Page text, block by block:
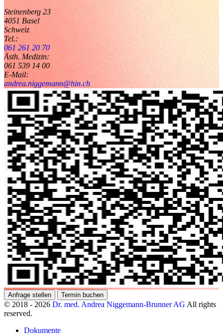
Steinenberg 23
4051 Basel
Schweiz
Tel.:
061 261 20 70
Ästh. Medizin:
061 539 14 00
E-Mail:
andrea.niggemann@hin.ch
Anfrage stellen Termin buchen
© 2018 - 2026 Dr. med. Andrea Niggemann-Brunner AG All rights
reserved.
Dokumente